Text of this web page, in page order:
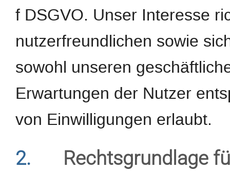
f DSGVO. Unser Interesse
nutzerfreundlichen sowie
sowohl unseren
Erwartungen der Nutzer
von Einwilligungen erlaubt.
2. Rechtsgrundlage